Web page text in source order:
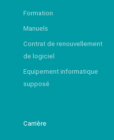
Formation
Manuels
Contrat de renouvellement
de logiciel
Equipement informatique
supposé
Carrière